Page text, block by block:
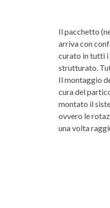
Il pacchetto
arriva con
curato in tutti i
strutturato.
Il montaggio
cura del
montato il
ovvero le
una volta